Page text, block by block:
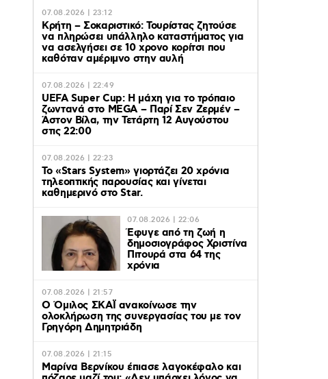
07.08.2026 | 23:12
Κρήτη – Σοκαριστικό: Τουρίστας ζητούσε
να πληρώσει υπάλληλο καταστήματος για
να ασελγήσει σε 10 χρονο κορίτσι που
καθόταν αμέριμνο στην αυλή
07.08.2026 | 22:49
UEFA Super Cup: Η μάχη για το τρόπαιο
ζωντανά στο MEGA – Παρί Σεν Ζερμέν –
Άστον Βίλα, την Τετάρτη 12 Αυγούστου
στις 22:00
07.08.2026 | 22:23
Το «Stars System» γιορτάζει 20 χρόνια
τηλεοπτικής παρουσίας και γίνεται
καθημερινό στο Star.
07.08.2026 | 22:06
Έφυγε από τη ζωή η
δημοσιογράφος Χριστίνα
Πιτουρά στα 64 της
χρόνια
07.08.2026 | 21:57
Ο Όμιλος ΣΚΑΪ ανακοίνωσε την
ολοκλήρωση της συνεργασίας του με τον
Γρηγόρη Δημητριάδη
07.08.2026 | 21:15
Μαρίνα Βερνίκου έπιασε λαγοκέφαλο και